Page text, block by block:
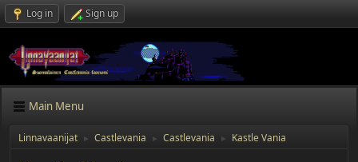
Log in Sign up
Main Menu
Linnavaanijat ► Castlevania ► Castlevania ► Kastle Vania